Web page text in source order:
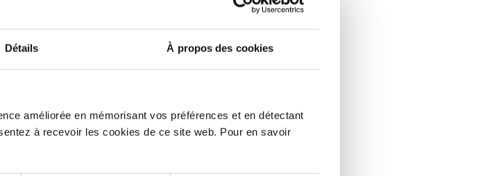
Détails À propos des cookies
améliorée en mémorisant vos préférences et en détectant
à recevoir les cookies de ce site web. Pour en savoir
Et si on se disait les vraies
Full Post